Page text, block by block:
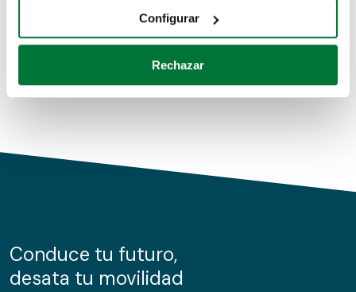
Identificar su dispositivo analizándolo activamente
para buscar características específicas (huellas
Obtenga más información sobre cómo se procesan sus
de cookies.
información sobre el uso que haga del sitio web con
nuestros partners de redes sociales, publicidad y análisis
Configurar
Rechazar
Conduce tu futuro,
desata tu movilidad